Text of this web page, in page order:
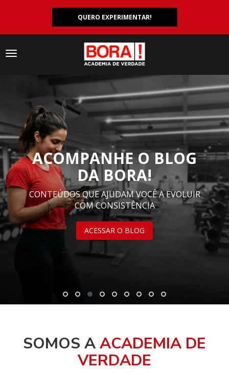
QUERO EXPERIMENTAR!
Navegação
ACOMPANHE O BLOG
DA BORA!
CONTEÚDOS QUE AJUDAM VOCÊ A EVOLUIR
COM CONSISTÊNCIA
ACESSAR O BLOG
SOMOS AACADEMIA DE
VERDADE